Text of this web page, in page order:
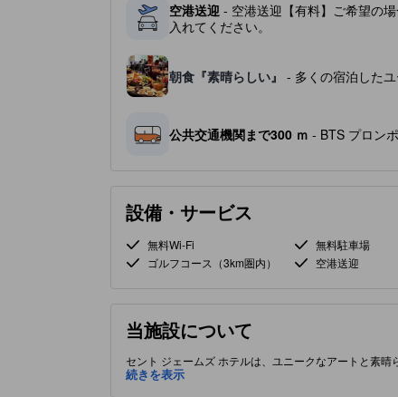
空港送迎 - 空港送迎【有料】ご希望の
入れてください。
朝食『素晴らしい』 - 多くの宿泊した
公共交通機関まで300 ｍ - BTS プロン
設備・サービス
無料Wi-Fi 無料駐車場
ゴルフコース（3km圏内）
空港送迎
当施設について
セント ジェームズ ホテルは、ユニークなアートと素
後にリラックスするのに最適な場所です。居心地の良
語を共有することを促します。バンコクのスクンビッ
続きを表示